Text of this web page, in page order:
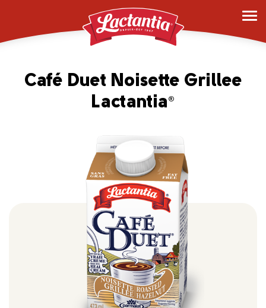
Café Duet Noisette Grillee
Lactantia ®